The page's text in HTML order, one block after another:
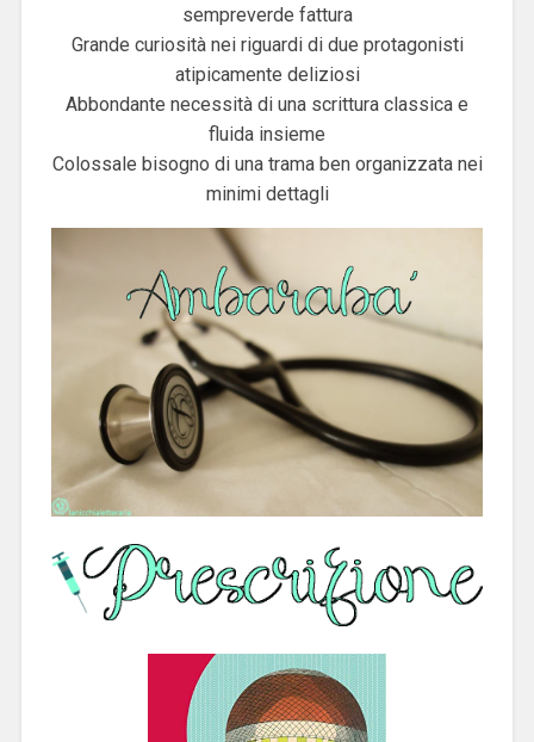
sempreverde fattura
Grande curiosità nei riguardi di due protagonisti
atipicamente deliziosi
Abbondante necessità di una scrittura classica e
fluida insieme
Colossale bisogno di una trama ben organizzata nei
minimi dettagli